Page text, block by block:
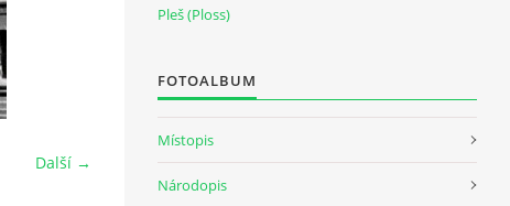
Další →
Pleš (Ploss)
FOTOALBUM
Místopis
Národopis